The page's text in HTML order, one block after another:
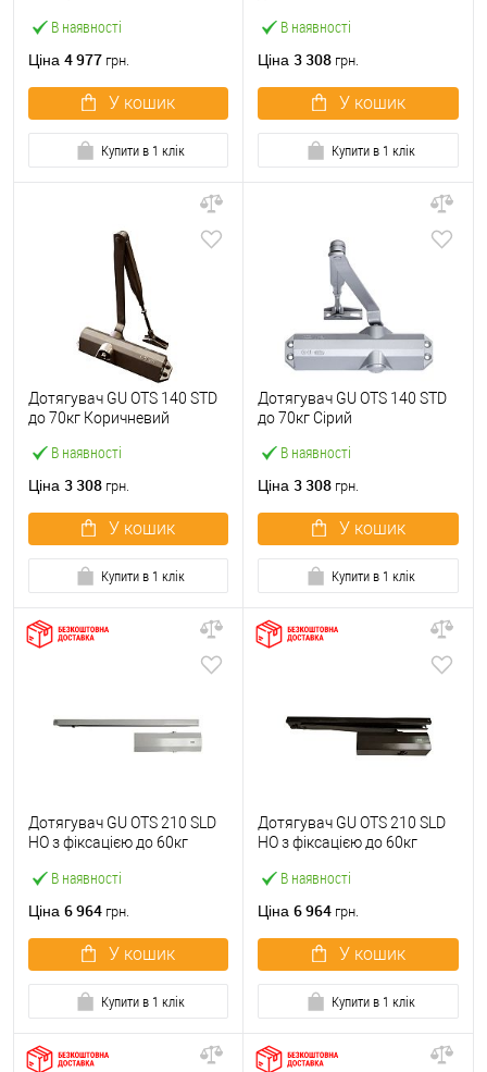
В наявності
Ціна 4 977 грн.
У кошик
Купити в 1 клік
В наявності
Ціна 3 308 грн.
У кошик
Купити в 1 клік
В наявності
Дотягувач GU ОТS 140 STD
до 70кг Коричневий
Ціна 3 308 грн.
У кошик
Купити в 1 клік
В наявності
Дотягувач GU ОТS 140 STD
до 70кг Сірий
Ціна 3 308 грн.
У кошик
Купити в 1 клік
В наявності
Дотягувач GU ОТS 210 SLD
HO з фіксацією до 60кг
Ціна 6 964 грн.
У кошик
Купити в 1 клік
В наявності
Дотягувач GU ОТS 210 SLD
HO з фіксацією до 60кг
Ціна 6 964 грн.
У кошик
Купити в 1 клік